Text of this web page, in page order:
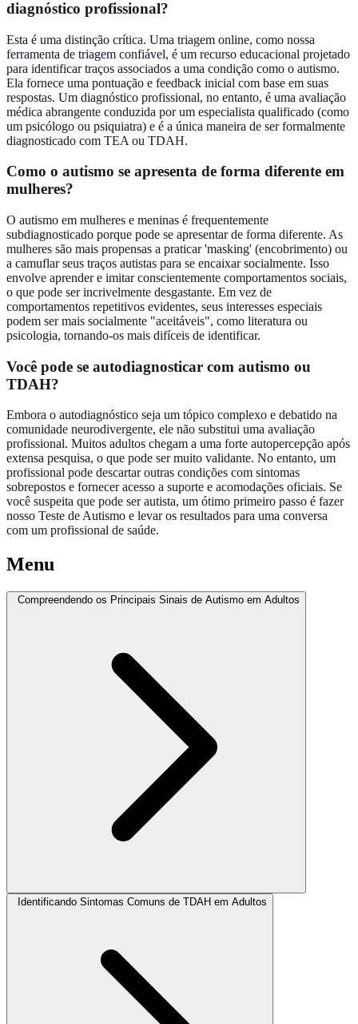
diagnóstico profissional?
Esta é uma distinção crítica. Uma triagem online, como nossa
ferramenta de triagem confiável, é um recurso educacional projetado
para identificar traços associados a uma condição como o autismo.
Ela fornece uma pontuação e feedback inicial com base em suas
respostas. Um diagnóstico profissional, no entanto, é uma avaliação
médica abrangente conduzida por um especialista qualificado (como
um psicólogo ou psiquiatra) e é a única maneira de ser formalmente
diagnosticado com TEA ou TDAH.
Como o autismo se apresenta de forma diferente em
mulheres?
O autismo em mulheres e meninas é frequentemente
subdiagnosticado porque pode se apresentar de forma diferente. As
mulheres são mais propensas a praticar 'masking' (encobrimento) ou
a camuflar seus traços autistas para se encaixar socialmente. Isso
envolve aprender e imitar conscientemente comportamentos sociais,
o que pode ser incrivelmente desgastante. Em vez de
comportamentos repetitivos evidentes, seus interesses especiais
podem ser mais socialmente "aceitáveis", como literatura ou
psicologia, tornando-os mais difíceis de identificar.
Você pode se autodiagnosticar com autismo ou
TDAH?
Embora o autodiagnóstico seja um tópico complexo e debatido na
comunidade neurodivergente, ele não substitui uma avaliação
profissional. Muitos adultos chegam a uma forte autopercepção após
extensa pesquisa, o que pode ser muito validante. No entanto, um
profissional pode descartar outras condições com sintomas
sobrepostos e fornecer acesso a suporte e acomodações oficiais. Se
você suspeita que pode ser autista, um ótimo primeiro passo é fazer
nosso Teste de Autismo e levar os resultados para uma conversa
com um profissional de saúde.
Menu
Compreendendo os Principais Sinais de Autismo em Adultos
Identificando Sintomas Comuns de TDAH em Adultos